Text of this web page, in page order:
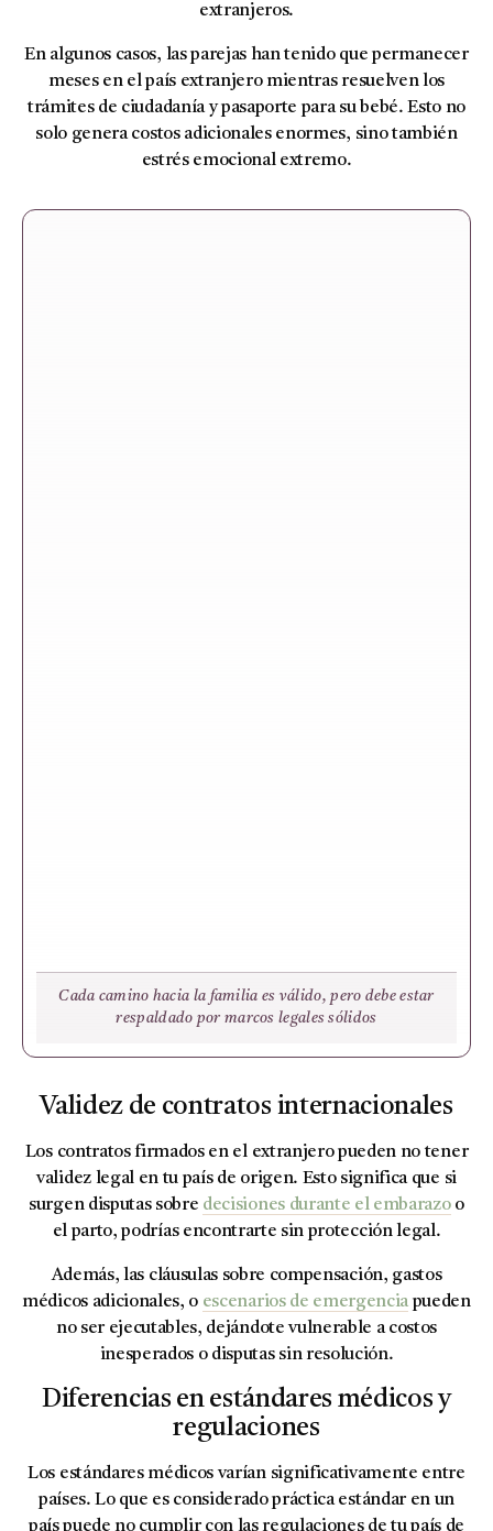
extranjeros.
En algunos casos, las parejas han tenido que permanecer
meses en el país extranjero mientras resuelven los
trámites de ciudadanía y pasaporte para su bebé. Esto no
solo genera costos adicionales enormes, sino también
estrés emocional extremo.
Cada camino hacia la familia es válido, pero debe estar
respaldado por marcos legales sólidos
Validez de contratos internacionales
Los contratos firmados en el extranjero pueden no tener
validez legal en tu país de origen. Esto significa que si
surgen disputas sobre decisiones durante el embarazoo
el parto, podrías encontrarte sin protección legal.
Además, las cláusulas sobre compensación, gastos
médicos adicionales, o escenarios de emergencia pueden
no ser ejecutables, dejándote vulnerable a costos
inesperados o disputas sin resolución.
Diferencias en estándares médicos y
regulaciones
Los estándares médicos varían significativamente entre
países. Lo que es considerado práctica estándar en un
país puede no cumplir con las regulaciones de tu país de